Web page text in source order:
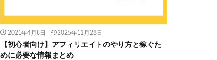
2021年4月8日 2025年11月28日
【初心者向け】アフィリエイトのやり方と稼ぐた
めに必要な情報まとめ